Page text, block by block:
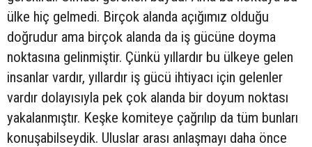
ülke hiç gelmedi. Birçok alanda açığımız olduğu
doğrudur ama birçok alanda da iş gücüne doyma
noktasına gelinmiştir. Çünkü yıllardır bu ülkeye gelen
insanlar vardır, yıllardır iş gücü ihtiyacı için gelenler
vardır dolayısıyla pek çok alanda bir doyum noktası
yakalanmıştır. Keşke komiteye çağrılıp da tüm bunları
konuşabilseydik. Uluslar arası anlaşmayı daha önce